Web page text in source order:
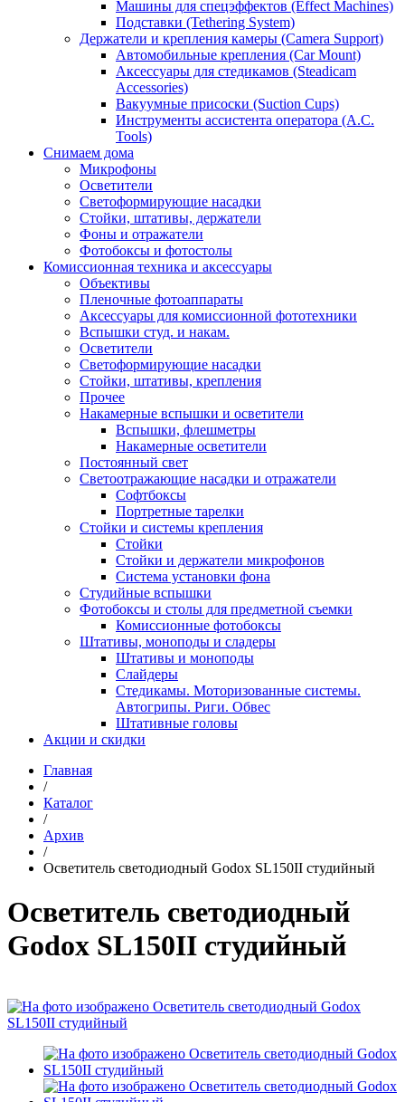
Машины для спецэффектов (Effect Machines)
Подставки (Tethering System)
Держатели и крепления камеры (Camera Support)
Автомобильные крепления (Car Mount)
Аксессуары для стедикамов (Steadicam
Accessories)
Вакуумные присоски (Suction Cups)
Инструменты ассистента оператора (A.C.
Tools)
Снимаем дома
Микрофоны
Осветители
Светоформирующие насадки
Стойки, штативы, держатели
Фоны и отражатели
Фотобоксы и фотостолы
Комиссионная техника и аксессуары
Объективы
Пленочные фотоаппараты
Аксессуары для комиссионной фототехники
Вспышки студ. и накам.
Осветители
Светоформирующие насадки
Стойки, штативы, крепления
Прочее
Накамерные вспышки и осветители
Вспышки, флешметры
Накамерные осветители
Постоянный свет
Светоотражающие насадки и отражатели
Софтбоксы
Портретные тарелки
Стойки и системы крепления
Стойки
Стойки и держатели микрофонов
Система установки фона
Студийные вспышки
Фотобоксы и столы для предметной съемки
Комиссионные фотобоксы
Штативы, моноподы и сладеры
Штативы и моноподы
Слайдеры
Стедикамы. Моторизованные системы.
Автогрипы. Риги. Обвес
Штативные головы
Акции и скидки
Главная
/
Каталог
/
Архив
/
Осветитель светодиодный Godox SL150II студийный
Осветитель светодиодный
Godox SL150II студийный